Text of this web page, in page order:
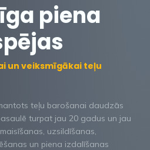
piena
un veiksmīgākai teļu
teļu barošanai daudzās
turpat jau 20 gadus un jau
uzsildīšanas,
un piena izdalīšanas